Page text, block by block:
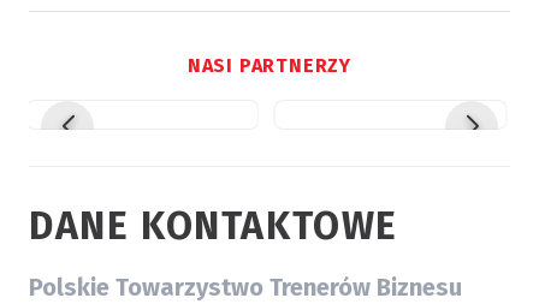
NASI PARTNERZY
DANE KONTAKTOWE
Polskie Towarzystwo Trenerów Biznesu